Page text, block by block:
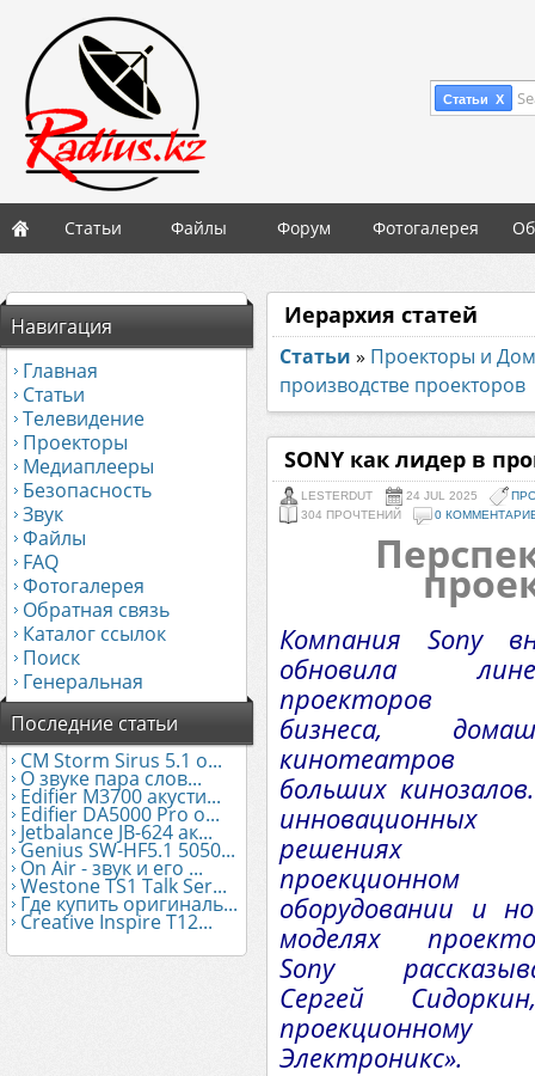
Статьи X
Статьи Файлы Форум Фотогалерея
Навигация
Главная
Статьи
Телевидение
Проекторы
Медиаплееры
Безопасность
Звук
Файлы
FAQ
Фотогалерея
Обратная связь
Каталог ссылок
Поиск
Генеральная
Последние статьи
CM Storm Sirus 5.1 о...
О звуке пара слов...
Edifier М3700 акусти...
Edifier DA5000 Pro о...
Jetbalance JB-624 ак...
Genius SW-HF5.1 5050...
On Air - звук и его ...
Westone TS1 Talk Ser...
Где купить оригиналь...
Creative Inspire T12...
Иерархия статей
Статьи » Проекторы и
производстве проекторов
SONY как лидер в
LESTERDUT 24 JUL 2025
304 ПРОЧТЕНИЙ
0
Компания Sony
обновила
проекторов
бизнеса,
больших
инновационных
проекционном
оборудовании и
моделях
Sony
Сергей
Электроникс».